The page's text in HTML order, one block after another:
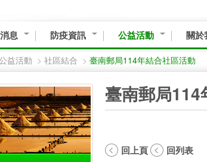
息 防疫資訊 公益活動 關於
益活動 > 社區結合 > 臺南郵局114年結合社區活動
臺南郵局
回上頁 回列表